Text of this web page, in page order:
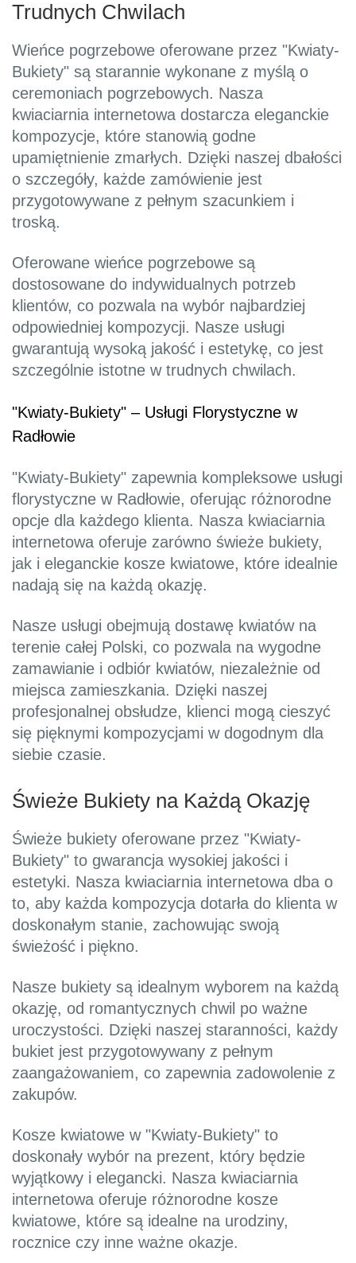
Trudnych Chwilach
Wieńce pogrzebowe oferowane przez "Kwiaty-
Bukiety" są starannie wykonane z myślą o
ceremoniach pogrzebowych. Nasza
kwiaciarnia internetowa dostarcza eleganckie
kompozycje, które stanowią godne
upamiętnienie zmarłych. Dzięki naszej dbałości
o szczegóły, każde zamówienie jest
przygotowywane z pełnym szacunkiem i
troską.
Oferowane wieńce pogrzebowe są
dostosowane do indywidualnych potrzeb
klientów, co pozwala na wybór najbardziej
odpowiedniej kompozycji. Nasze usługi
gwarantują wysoką jakość i estetykę, co jest
szczególnie istotne w trudnych chwilach.
"Kwiaty-Bukiety" – Usługi Florystyczne w
Radłowie
"Kwiaty-Bukiety" zapewnia kompleksowe usługi
florystyczne w Radłowie, oferując różnorodne
opcje dla każdego klienta. Nasza kwiaciarnia
internetowa oferuje zarówno świeże bukiety,
jak i eleganckie kosze kwiatowe, które idealnie
nadają się na każdą okazję.
Nasze usługi obejmują dostawę kwiatów na
terenie całej Polski, co pozwala na wygodne
zamawianie i odbiór kwiatów, niezależnie od
miejsca zamieszkania. Dzięki naszej
profesjonalnej obsłudze, klienci mogą cieszyć
się pięknymi kompozycjami w dogodnym dla
siebie czasie.
Świeże Bukiety na Każdą Okazję
Świeże bukiety oferowane przez "Kwiaty-
Bukiety" to gwarancja wysokiej jakości i
estetyki. Nasza kwiaciarnia internetowa dba o
to, aby każda kompozycja dotarła do klienta w
doskonałym stanie, zachowując swoją
świeżość i piękno.
Nasze bukiety są idealnym wyborem na każdą
okazję, od romantycznych chwil po ważne
uroczystości. Dzięki naszej staranności, każdy
bukiet jest przygotowywany z pełnym
zaangażowaniem, co zapewnia zadowolenie z
zakupów.
Kosze kwiatowe w "Kwiaty-Bukiety" to
doskonały wybór na prezent, który będzie
wyjątkowy i elegancki. Nasza kwiaciarnia
internetowa oferuje różnorodne kosze
kwiatowe, które są idealne na urodziny,
rocznice czy inne ważne okazje.